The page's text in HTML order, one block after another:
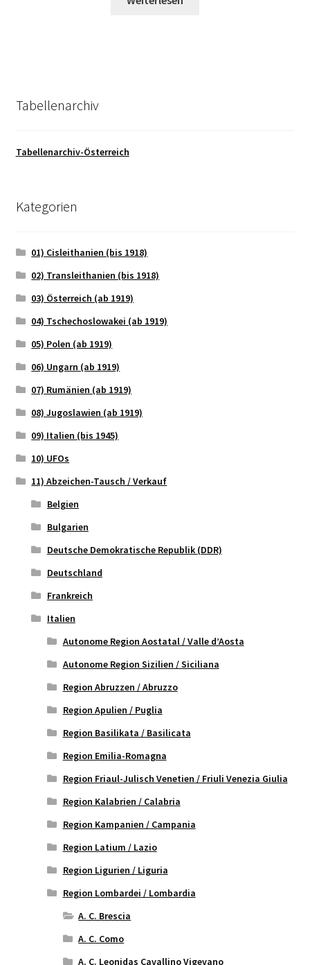
Tabellenarchiv
Tabellenarchiv-Österreich
Kategorien
01) Cisleithanien (bis 1918)
02) Transleithanien (bis 1918)
03) Österreich (ab 1919)
04) Tschechoslowakei (ab 1919)
05) Polen (ab 1919)
06) Ungarn (ab 1919)
07) Rumänien (ab 1919)
08) Jugoslawien (ab 1919)
09) Italien (bis 1945)
10) UFOs
11) Abzeichen-Tausch / Verkauf
Belgien
Bulgarien
Deutsche Demokratische Republik (DDR)
Deutschland
Frankreich
Italien
Autonome Region Aostatal / Valle d’Aosta
Autonome Region Sizilien / Siciliana
Region Abruzzen / Abruzzo
Region Apulien / Puglia
Region Basilikata / Basilicata
Region Emilia-Romagna
Region Friaul-Julisch Venetien / Friuli Venezia Giulia
Region Kalabrien / Calabria
Region Kampanien / Campania
Region Latium / Lazio
Region Ligurien / Liguria
Region Lombardei / Lombardia
A. C. Brescia
A. C. Como
A. C. Leonidas Cavallino Vigevano